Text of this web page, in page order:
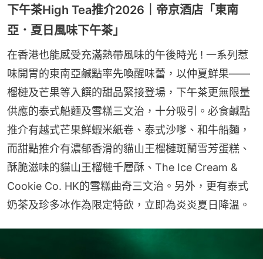
下午茶High Tea推介2026｜帝京酒店「東南
亞．夏日風味下午茶」
在香港也能感受充滿熱帶風味的午後時光 ! 一系列惹
味開胃的東南亞鹹點率先喚醒味蕾，以仲夏鮮果——
榴槤及芒果等入饌的甜品緊接登場，下午茶更無限量
供應的泰式船麵及雪糕三文治，十分吸引。必食鹹點
推介有越式芒果鮮蝦米紙卷、泰式沙嗲、和牛船麵，
而甜點推介有濃郁香滑的貓山王榴槤斑蘭雪芳蛋糕、
酥脆滋味的貓山王榴槤千層酥、The Ice Cream &
Cookie Co. HK的雪糕曲奇三文治。另外，更有泰式
奶茶及珍多冰作為限定特飲，立即為炎炎夏日降溫。